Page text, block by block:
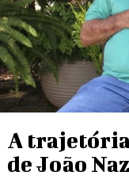
A
de João